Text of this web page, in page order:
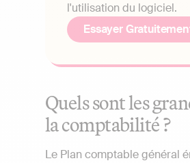
l'utilisation du logiciel.
Essayer
Quels sont les
la comptabilité ?
Le Plan comptable général